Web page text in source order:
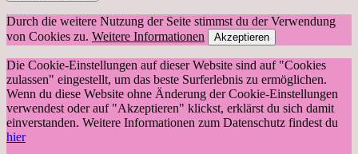
Durch die weitere Nutzung der Seite stimmst du der Verwendung
von Cookies zu. Weitere Informationen Akzeptieren
Die Cookie-Einstellungen auf dieser Website sind auf "Cookies
zulassen" eingestellt, um das beste Surferlebnis zu ermöglichen.
Wenn du diese Website ohne Änderung der Cookie-Einstellungen
verwendest oder auf "Akzeptieren" klickst, erklärst du sich damit
einverstanden. Weitere Informationen zum Datenschutz findest du
hier